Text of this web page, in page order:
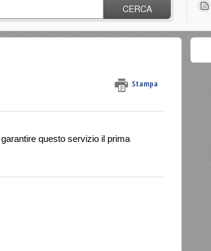
CERCA
Stampa
questo servizio il prima